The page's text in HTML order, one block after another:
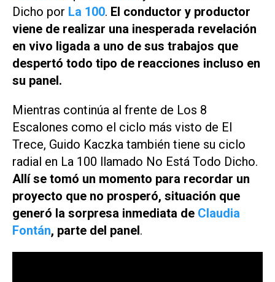
Dicho por La 100. El conductor y productor
viene de realizar una inesperada revelación
en vivo ligada a uno de sus trabajos que
despertó todo tipo de reacciones incluso en
su panel.
Mientras continúa al frente de Los 8
Escalones como el ciclo más visto de El
Trece, Guido Kaczka también tiene su ciclo
radial en La 100 llamado No Está Todo Dicho.
Allí se tomó un momento para recordar un
proyecto que no prosperó, situación que
generó la sorpresa inmediata de Claudia
Fontán, parte del panel.